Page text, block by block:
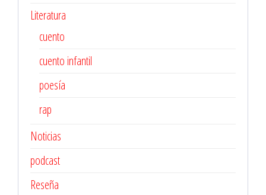
Literatura
cuento
cuento infantil
poesía
rap
Noticias
podcast
Reseña